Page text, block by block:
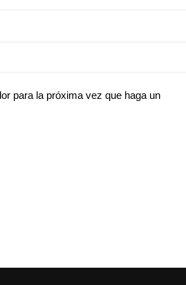
para la próxima vez que haga un